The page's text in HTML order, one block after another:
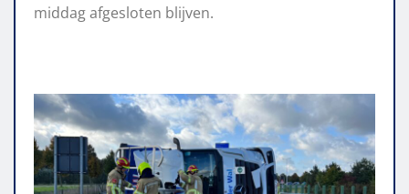
middag afgesloten blijven.